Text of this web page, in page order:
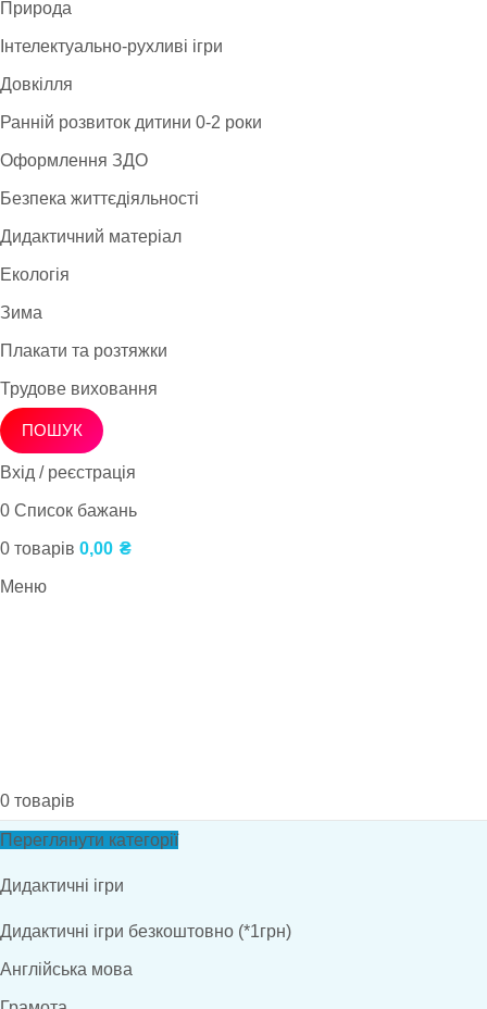
Природа
Інтелектуально-рухливі ігри
Довкілля
Ранній розвиток дитини 0-2 роки
Оформлення ЗДО
Безпека життєдіяльності
Дидактичний матеріал
Екологія
Зима
Плакати та розтяжки
Трудове виховання
ПОШУК
Вхід / реєстрація
0 Список бажань
0 товарів 0,00 ₴
Меню
0 товарів
Переглянути категорії
Дидактичні ігри
Дидактичні ігри безкоштовно (*1грн)
Англійська мова